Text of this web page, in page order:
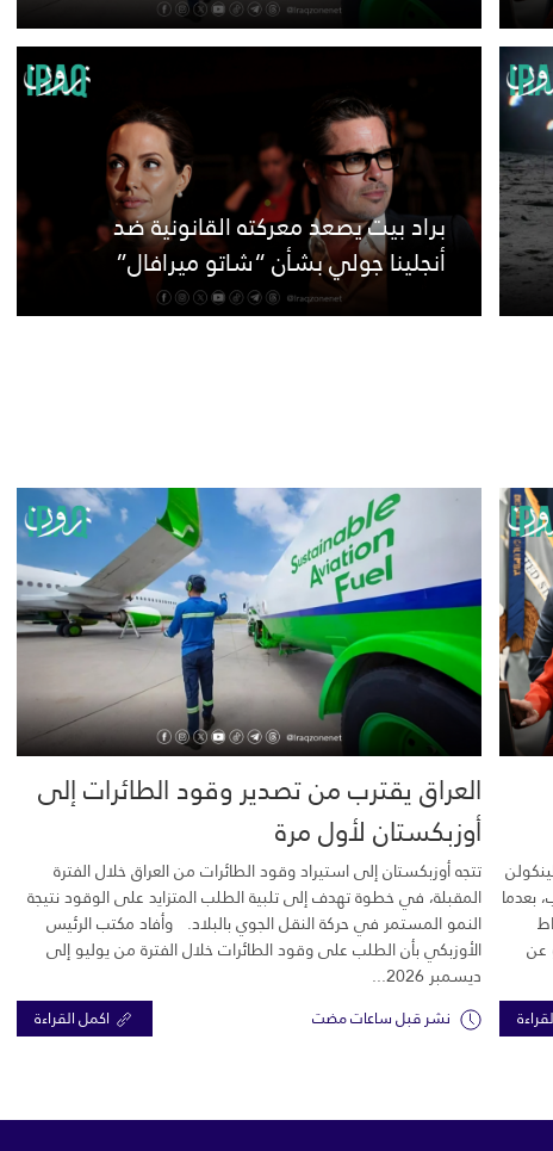
براد بيت يصعد معركته القانونية ضد
أنجلينا جولي بشأن “شاتو ميرافال”
بعدما
عن
العراق يقترب من تصدير وقود الطائرات إلى
أوزبكستان لأول مرة
تتجه أوزبكستان إلى استيراد وقود الطائرات من العراق خلال الفترة
المقبلة، في خطوة تهدف إلى تلبية الطلب المتزايد على الوقود نتيجة
النمو المستمر في حركة النقل الجوي بالبلاد. وأفاد مكتب الرئيس
الأوزبكي بأن الطلب على وقود الطائرات خلال الفترة من يوليو إلى
ديسمبر 2026...
نشر قبل ساعات مضت اكمل القراءة